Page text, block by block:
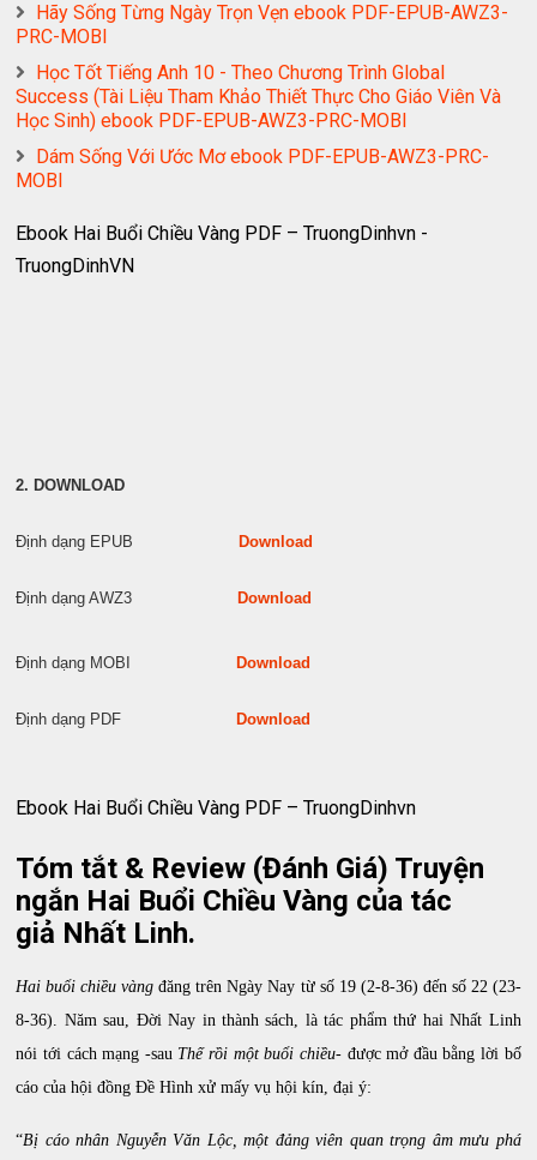
Hãy Sống Từng Ngày Trọn Vẹn ebook PDF-EPUB-AWZ3-
PRC-MOBI
Học Tốt Tiếng Anh 10 - Theo Chương Trình Global
Success (Tài Liệu Tham Khảo Thiết Thực Cho Giáo Viên Và
Học Sinh) ebook PDF-EPUB-AWZ3-PRC-MOBI
Dám Sống Với Ước Mơ ebook PDF-EPUB-AWZ3-PRC-
MOBI
Ebook Hai Buổi Chiều Vàng PDF – TruongDinhvn -
TruongDinhVN
2. DOWNLOAD
Định dạng EPUB Download
Định dạng AWZ3 Download
Định dạng MOBI Download
Định dạng PDF Download
Ebook Hai Buổi Chiều Vàng PDF – TruongDinhvn
Tóm tắt & Review (Đánh Giá) Truyện
ngắn Hai Buổi Chiều Vàng của tác
giả Nhất Linh.
Hai buổi chiều vàng đăng trên Ngày Nay từ số 19 (2-8-36) đến số 22 (23-
8-36). Năm sau, Đời Nay in thành sách, là tác phẩm thứ hai Nhất Linh
nói tới cách mạng -sau Thế rồi một buổi chiều- được mở đầu bằng lời bố
cáo của hội đồng Đề Hình xử mấy vụ hội kín, đại ý:
“Bị cáo nhân Nguyễn Văn Lộc, một đảng viên quan trọng âm mưu phá